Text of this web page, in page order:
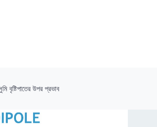
বৃষ্টিপাতের উপর প্রভাব